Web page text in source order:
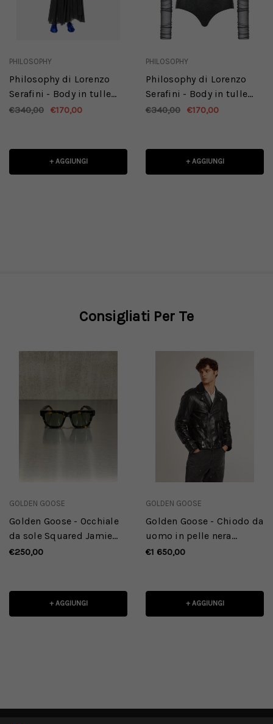
PHILOSOPHY
Philosophy di Lorenzo
Serafini - Body in tulle
stretch con scollo a U
€340,00 €170,00
+ AGGIUNGI
PHILOSOPHY
Philosophy di Lorenzo
Serafini - Body in tulle
stretch con scollo a U
€340,00 €170,00
+ AGGIUNGI
Consigliati Per Te
GOLDEN GOOSE
Golden Goose - Occhiale
da sole Squared Jamie
con montatura Havana
€250,00
+ AGGIUNGI
GOLDEN GOOSE
Golden Goose - Chiodo da
uomo in pelle nera
dall'effetto lucido
€1 650,00
+ AGGIUNGI